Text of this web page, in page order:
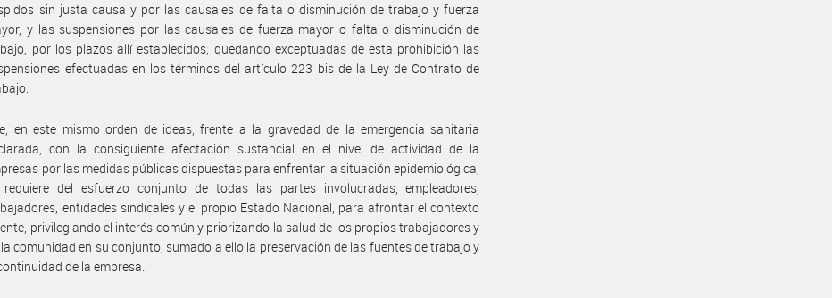
sin justa causa y por las causales de falta o disminución de trabajo y fuerza
y las suspensiones por las causales de fuerza mayor o falta o disminución de
por los plazos allí establecidos, quedando exceptuadas de esta prohibición las
efectuadas en los términos del artículo 223 bis de la Ley de Contrato de
en este mismo orden de ideas, frente a la gravedad de la emergencia sanitaria
con la consiguiente afectación sustancial en el nivel de actividad de la
por las medidas públicas dispuestas para enfrentar la situación epidemiológica,
requiere del esfuerzo conjunto de todas las partes involucradas, empleadores,
entidades sindicales y el propio Estado Nacional, para afrontar el contexto
privilegiando el interés común y priorizando la salud de los propios trabajadores y
comunidad en su conjunto, sumado a ello la preservación de las fuentes de trabajo y
de la empresa.